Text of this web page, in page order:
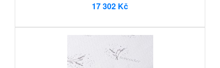
17 302 Kč